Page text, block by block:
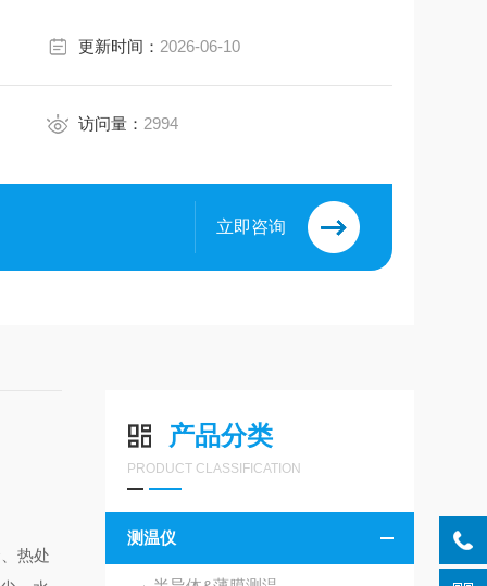
更新时间： 2026-06-10
访问量： 2994
立即咨询
产品分类
PRODUCT CLASSIFICATION
测温仪
热处